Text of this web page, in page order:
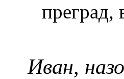
преград,
Иван,